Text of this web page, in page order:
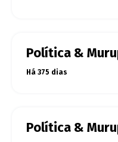
Política &
Há 375 dias
Política &